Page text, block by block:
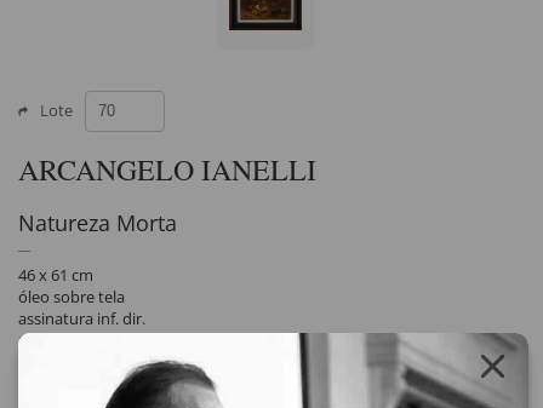
Lote
ARCANGELO IANELLI
Natureza Morta
46 x 61 cm
óleo sobre tela
assinatura inf. dir.
1944
Registrado sob Tombo FOST 333.